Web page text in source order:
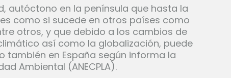
autóctono en la península que hasta la
como si sucede en otros países como
otros, y que debido a los cambios de
así como la globalización, puede
también en España según informa la
Ambiental (ANECPLA).